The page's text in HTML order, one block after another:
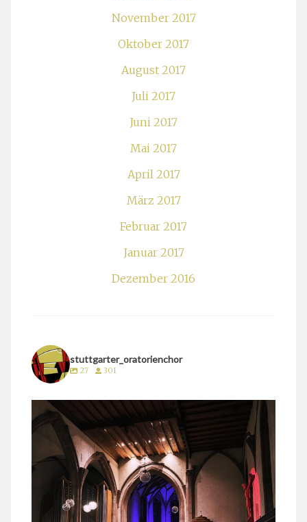
November 2017
Oktober 2017
August 2017
Juli 2017
Juni 2017
Mai 2017
April 2017
März 2017
Februar 2017
Januar 2017
Dezember 2016
stuttgarter_oratorienchor
27 301
stuttgarter_oratorienchor
März 24